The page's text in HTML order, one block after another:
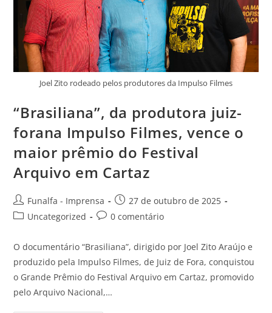
Joel Zito rodeado pelos produtores da Impulso Filmes
“Brasiliana”, da produtora juiz-
forana Impulso Filmes, vence o
maior prêmio do Festival
Arquivo em Cartaz
Funalfa - Imprensa
27 de outubro de 2025
Uncategorized
0 comentário
O documentário “Brasiliana”, dirigido por Joel Zito Araújo e
produzido pela Impulso Filmes, de Juiz de Fora, conquistou
o Grande Prêmio do Festival Arquivo em Cartaz, promovido
pelo Arquivo Nacional,…